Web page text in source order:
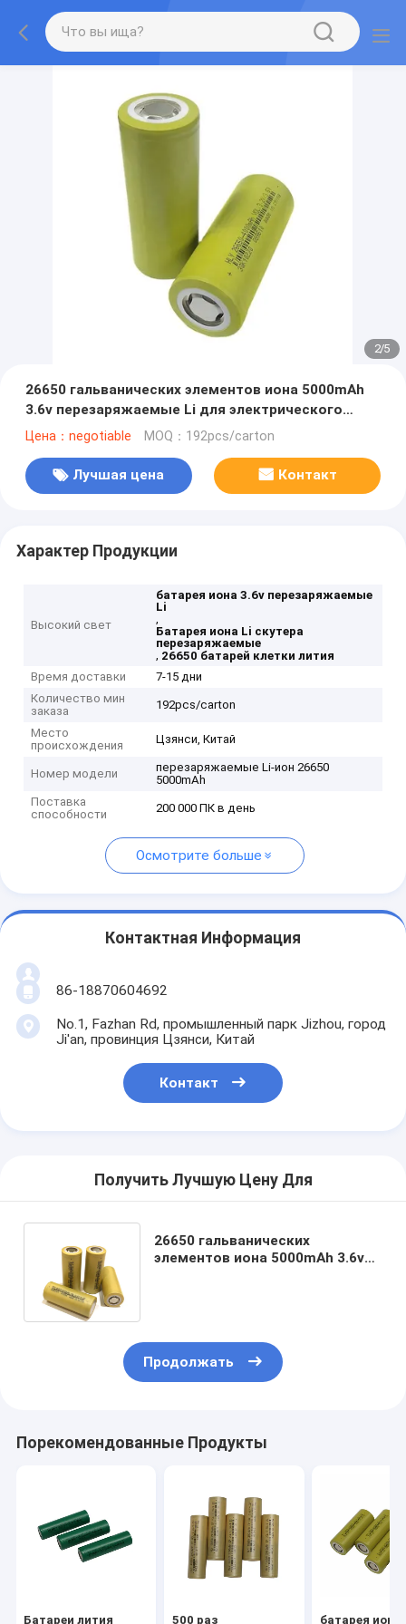
2/5
26650 гальванических элементов иона 5000mAh
3.6v перезаряжаемые Li для электрического
скутера
Цена：negotiable MOQ：192pcs/carton
Лучшая цена Контакт
Характер Продукции
Высокий свет
батарея иона 3.6v перезаряжаемые
Li
,
Батарея иона Li скутера
перезаряжаемые
, 26650 батарей клетки лития
Время доставки
7-15 дни
Количество мин
заказа
192pcs/carton
Место
происхождения
Цзянси, Китай
Номер модели
перезаряжаемые Li-ион 26650
5000mAh
Поставка
способности
200 000 ПК в день
Осмотрите больше
Контактная Информация
86-18870604692
No.1, Fazhan Rd, промышленный парк Jizhou, город
Ji'an, провинция Цзянси, Китай
Контакт
Получить Лучшую Цену Для
26650 гальванических
элементов иона 5000mAh 3.6v
Продолжать
Порекомендованные Продукты
Батареи лития 500 раз батарея иона